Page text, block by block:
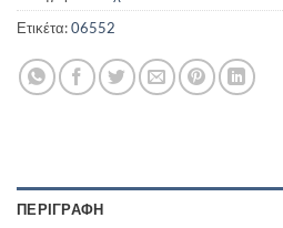
Ετικέτα:06552
ΠΕΡΙΓΡΑΦΉ